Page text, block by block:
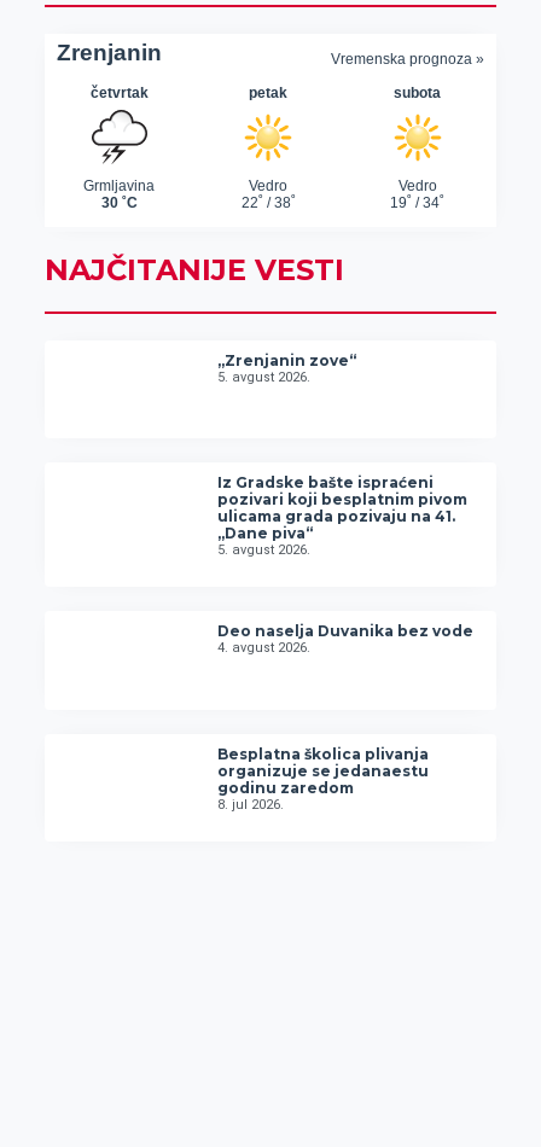
NAJČITANIJE VESTI
„Zrenjanin zove“
5. avgust 2026.
Iz Gradske bašte ispraćeni
pozivari koji besplatnim pivom
ulicama grada pozivaju na 41.
„Dane piva“
5. avgust 2026.
Deo naselja Duvanika bez vode
4. avgust 2026.
Besplatna školica plivanja
organizuje se jedanaestu
godinu zaredom
8. jul 2026.